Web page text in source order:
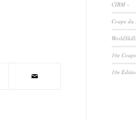
CIBM –
Coupe
10e
10e